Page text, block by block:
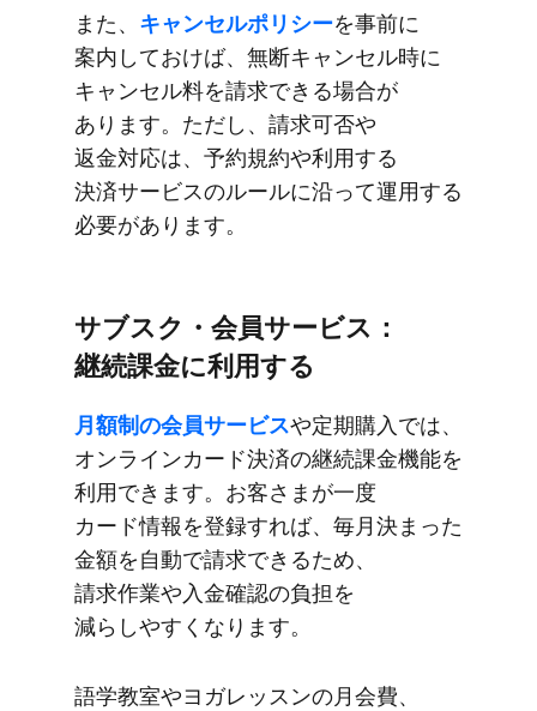
また、 ​キャンセルポリシーを​事前に​
案内しておけば、​無断キャンセル時に​
キャンセル料を​請求できる​場合が​
あります。​ただし、​請求可否や​
返金対応は、​予約規約や​利用する​
決済サービスの​ルールに​沿って​運用する​
必要が​あります。
サブスク・会員サービス：
継続課金に​利用する
月額制の​会員サービスや​定期購入では、​
オンラインカード決済の​継続課金機能を​
利用できます。​お客さまが​一度​
カード情報を​登録すれば、​毎月​決まった​
金額を​自動で​請求できる​ため、​
請求作業や​入金確認の​負担を​
減らしやすくなります。
語学教室や​ヨガレッスンの​月会費、​